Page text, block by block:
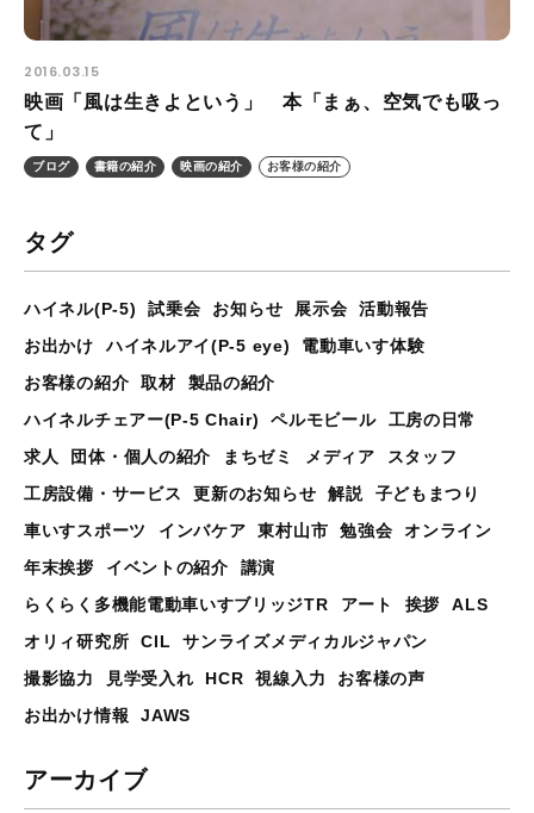
2016.03.15
映画「風は生きよという」 本「まぁ、空気でも吸っ
て」
ブログ 書籍の紹介 映画の紹介 お客様の紹介
タグ
ハイネル(P-5) 試乗会 お知らせ 展示会
活動報告
お出かけ
ハイネルアイ(P-5 eye)
電動車いす体験
お客様の紹介
取材
製品の紹介
ハイネルチェアー(P-5 Chair)
ペルモビール
工房の日常
求人
団体・個人の紹介 まちゼミ メディア
スタッフ
工房設備・サービス
更新のお知らせ 解説
子どもまつり
車いすスポーツ
インバケア 東村山市 勉強会
オンライン
年末挨拶
イベントの紹介
講演
らくらく多機能電動車いすブリッジTR
アート 挨拶
ALS
オリィ研究所
CIL
サンライズメディカルジャパン
撮影協力
見学受入れ HCR 視線入力
お客様の声
お出かけ情報
JAWS
アーカイブ